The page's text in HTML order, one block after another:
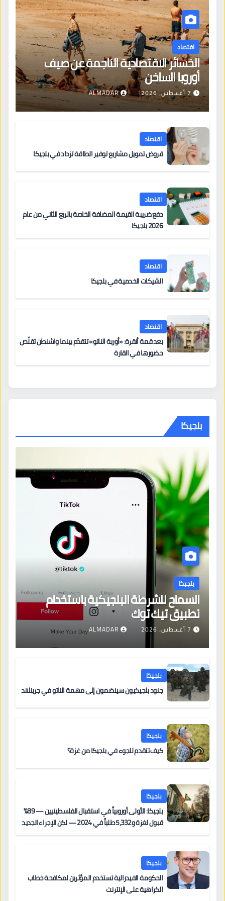
اقتصاد
الخسائر الاقتصادية الناجمة عن صيف
أوروبا الساخن
7 أغسطس، 2026 ALMADAR
اقتصاد
قروض تمويل مشاريع توفير الطاقة تزداد في بلجيكا
اقتصاد
دفع ضريبة القيمة المضافة الخاصة بالربع الثاني من عام
2026 بلجيكا
اقتصاد
الشيكات الخدمية في بلجيكا
اقتصاد
بعد قمة أنقرة: «أوربة الناتو» تتقدّم بينما واشنطن تقلّص
حضورها في القارة
بلجيكا
بلجيكا
السماح للشرطة البلجيكية باستخدام
تطبيق تيك توك
7 أغسطس، 2026 ALMADAR
بلجيكا
جنود بلجيكيون سينضمون إلى مهمة الناتو في جرينلاند
بلجيكا
كيف تتقدم للجوء في بلجيكا من غزة؟
بلجيكا
بلجيكا: الأولى أوروبياً في استقبال الفلسطينيين — 89%
قبول لغزة و5,332 طلباً في 2024 — لكن الإجراء الجديد
بلجيكا
الحكومة الفيدرالية تستخدم المؤثرين لمكافحة خطاب
الكراهية على الإنترنت